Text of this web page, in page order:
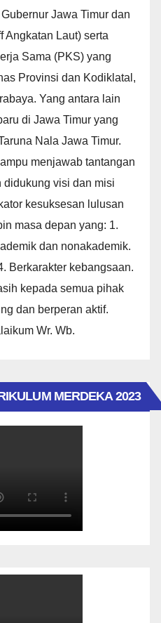
Jawa Timur dan
Angkatan Laut) serta
Sama (PKS) yang
Provinsi dan Kodiklatal,
Yang antara lain
di Jawa Timur yang
Nala Jawa Timur.
menjawab tantangan
didukung visi dan misi
kesuksesan lulusan
masa depan yang: 1.
dan nonakademik.
Berkarakter kebangsaan.
kepada semua pihak
dan berperan aktif.
Wr. Wb.
MERDEKA 2023